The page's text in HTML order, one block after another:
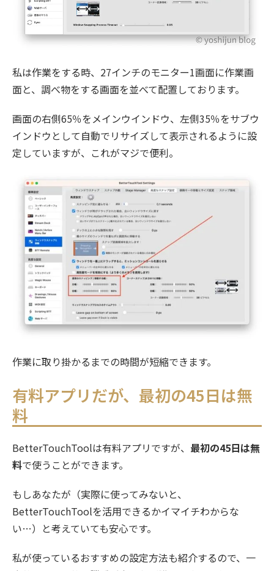
私は作業をする時、27インチのモニター1画面に作業画
面と、調べ物をする画面を並べて配置しております。
画面の右側65％をメインウインドウ、左側35％をサブウ
インドウとして自動でリサイズして表示されるように設
定していますが、これがマジで便利。
作業に取り掛かるまでの時間が短縮できます。
有料アプリだが、最初の45日は無
料
BetterTouchToolは有料アプリですが、 最初の45日は無
料で使うことができます。
もしあなたが（実際に使ってみないと、
BetterTouchToolを活用できるかイマイチわからな
い…）と考えていても安心です。
私が使っているおすすめの設定方法も紹介するので、一